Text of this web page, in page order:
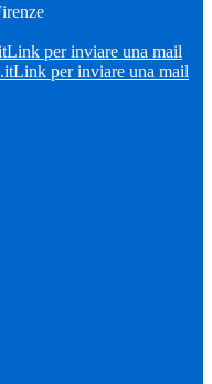
Link per inviare una mail
Link per inviare una mail